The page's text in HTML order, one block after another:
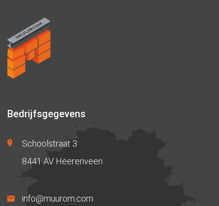
Bedrijfsgegevens
Schoolstraat 3
8441 AV Heerenveen
info@muurom.com